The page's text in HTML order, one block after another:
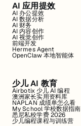
AI 应用提效
AI 办公提效
AI 数据分析
AI 财务
AI 内容创作
AI 视觉创作
前端开发
Hermes Agent
OpenClaw 本地智能体
少儿 AI 教育
Airbotix 少儿 AI 编程
澳洲家长实用资料库
NAPLAN 成绩单怎么看
My School 学校数据指南
悉尼私校学费 2026
少儿编程课程与训练营